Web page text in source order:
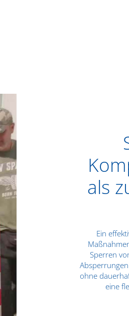
als
Ein
Sperren
ohne
eine